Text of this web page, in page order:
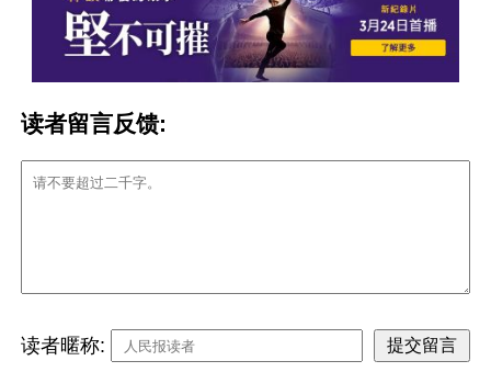
读者留言反馈:
读者暱称: